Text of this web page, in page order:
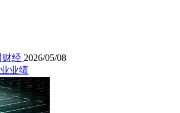
财经 2026/05/08
业绩